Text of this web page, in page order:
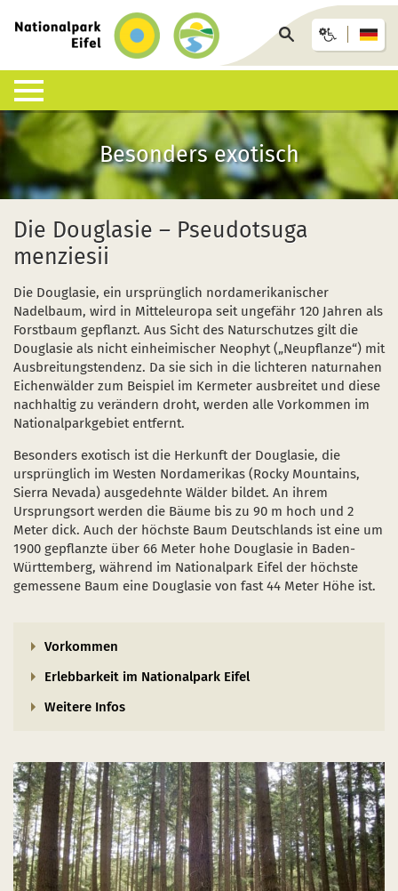
Startseite
Seite
durchsuchen
Lebensraum Nationalpark
Was ist ein Nationalpark?
Besondere Tiere und Pflanzen
Artenliste
Lebensräume
Geologie, Böden und Klima
Forschung im Nationalpark
Naturentwicklung
Der Wolf kehrt zurück
Nationalpark erleben
Veranstaltungen
Aktuelles
Geführte Wanderungen
Auf eigene Faust
Wandervorschläge
Wildnis-Trail
Kinder, Jugendliche und Familien
Barrierefrei unterwegs
Sternenpark
Erlebnisregion Nationalpark Eifel
Start- und Treffpunkte
Infohäuser & Einrichtungen
Nationalpark-Zentrum Eifel
Nationalpark-Tore
Nationalpark-Infopunkte
Wildniswerkstatt Düttling
Natur-Erlebnis-Treff (NEsT) Jugendwaldheim
Nationalpark-Schulen
Nationalpark-Kitas
Anreise & Unterkunft
Anreise
Nationalpark-Gastgeber
Arrangements & Pauschalen
GästeCard
Fahrtziel Natur
Infothek
Pressemitteilungen
Sozioökonomisches Monitoring
Downloads
Motorradfahrende
Einsatz von Drohnen
Fan-Artikel zum Nationalpark
Bücher und Karten
Afrikanische Schweinepest
FAQ
einem neuen Fenster)
sich in einem neuen Fenster)
sich in einem neuen Fenster)
Besonders exotisch
Die Douglasie – Pseudotsuga
menziesii
Die Douglasie, ein ursprünglich nordamerikanischer
Nadelbaum, wird in Mitteleuropa seit ungefähr 120 Jahren als
Forstbaum gepflanzt. Aus Sicht des Naturschutzes gilt die
Douglasie als nicht einheimischer Neophyt („Neupflanze“) mit
Ausbreitungstendenz. Da sie sich in die lichteren naturnahen
Eichenwälder zum Beispiel im Kermeter ausbreitet und diese
nachhaltig zu verändern droht, werden alle Vorkommen im
Nationalparkgebiet entfernt.
Besonders exotisch ist die Herkunft der Douglasie, die
ursprünglich im Westen Nordamerikas (Rocky Mountains,
Sierra Nevada) ausgedehnte Wälder bildet. An ihrem
Ursprungsort werden die Bäume bis zu 90 m hoch und 2
Meter dick. Auch der höchste Baum Deutschlands ist eine um
1900 gepflanzte über 66 Meter hohe Douglasie in Baden-
Württemberg, während im Nationalpark Eifel der höchste
gemessene Baum eine Douglasie von fast 44 Meter Höhe ist.
Vorkommen
Erlebbarkeit im Nationalpark Eifel
Weitere Infos